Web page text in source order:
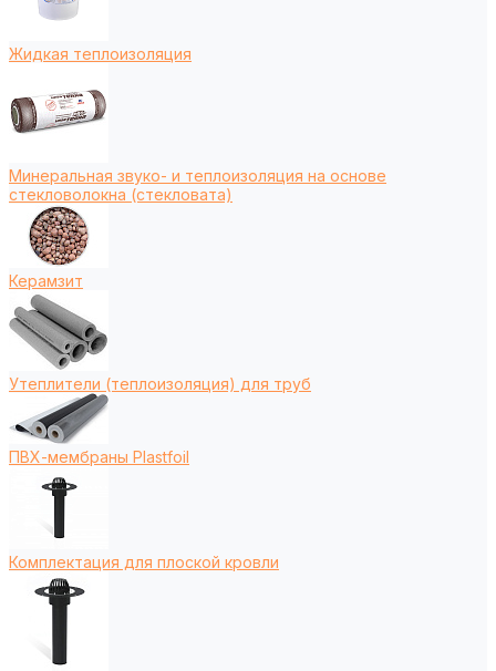
Жидкая теплоизоляция
Минеральная звуко- и теплоизоляция на основе
стекловолокна (стекловата)
Керамзит
Утеплители (теплоизоляция) для труб
ПВХ-мембраны Plastfoil
Комплектация для плоской кровли